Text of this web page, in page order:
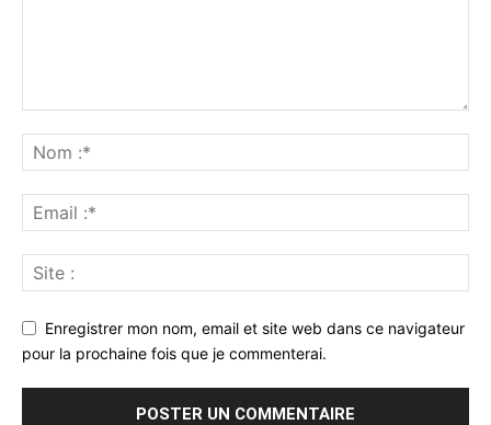
Enregistrer mon nom, email et site web dans ce navigateur
pour la prochaine fois que je commenterai.